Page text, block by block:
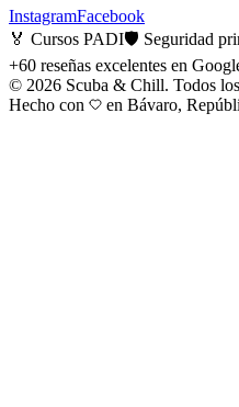
InstagramFacebook
🏅 Cursos PADI🛡️ Seguridad
+60 reseñas excelentes en
© 2026 Scuba & Chill. Todos
Hecho con
en Bávaro,